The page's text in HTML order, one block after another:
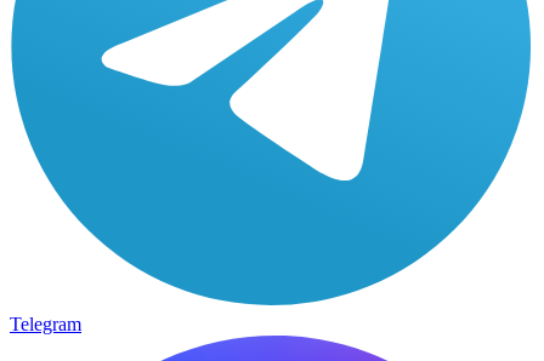
Telegram